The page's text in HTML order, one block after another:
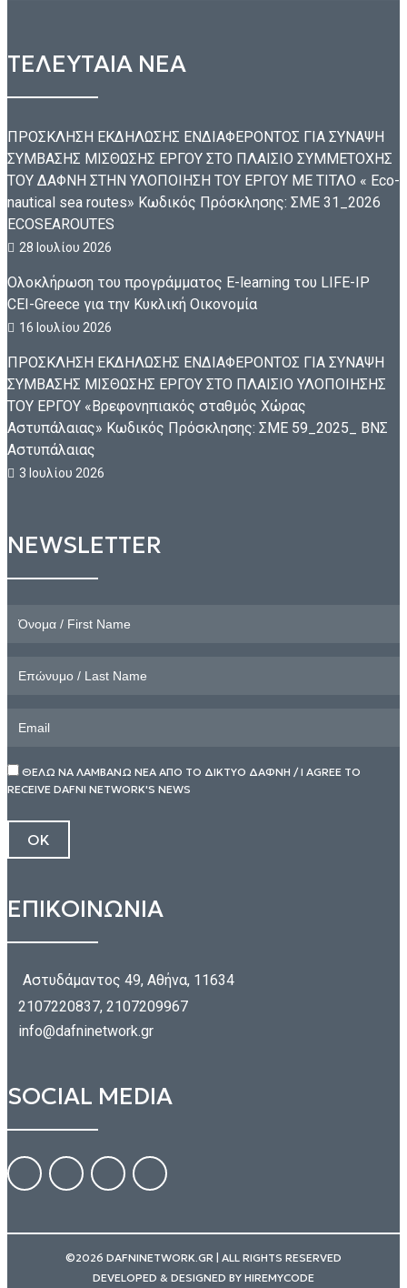
ΤΕΛΕΥΤΑΙΑ ΝΕΑ
ΠΡΟΣΚΛΗΣΗ ΕΚΔΗΛΩΣΗΣ ΕΝΔΙΑΦΕΡΟΝΤΟΣ ΓΙΑ ΣΥΝΑΨΗ
ΣΥΜΒΑΣΗΣ ΜΙΣΘΩΣΗΣ ΕΡΓΟΥ ΣΤΟ ΠΛΑΙΣΙΟ ΣΥΜΜΕΤΟΧΗΣ
ΤΟΥ ΔΑΦΝΗ ΣΤΗΝ ΥΛΟΠΟΙΗΣΗ ΤΟΥ ΕΡΓΟΥ ΜΕ ΤΙΤΛΟ « Eco-
nautical sea routes» Κωδικός Πρόσκλησης: ΣΜΕ 31_2026
ECOSEAROUTES
28 Ιουλίου 2026
Ολοκλήρωση του προγράμματος E-learning του LIFE-IP
CEI-Greece για την Κυκλική Οικονομία
16 Ιουλίου 2026
ΠΡΟΣΚΛΗΣΗ ΕΚΔΗΛΩΣΗΣ ΕΝΔΙΑΦΕΡΟΝΤΟΣ ΓΙΑ ΣΥΝΑΨΗ
ΣΥΜΒΑΣΗΣ ΜΙΣΘΩΣΗΣ ΕΡΓΟΥ ΣΤΟ ΠΛΑΙΣΙΟ ΥΛΟΠΟΙΗΣΗΣ
ΤΟΥ ΕΡΓΟΥ «Βρεφονηπιακός σταθμός Χώρας
Αστυπάλαιας» Κωδικός Πρόσκλησης: ΣΜΕ 59_2025_ ΒΝΣ
Αστυπάλαιας
3 Ιουλίου 2026
NEWSLETTER
ΘΕΛΩ ΝΑ ΛΑΜΒΑΝΩ ΝΕΑ ΑΠΟ ΤΟ ΔΙΚΤΥΟ ΔΑΦΝΗ / I AGREE TO
RECEIVE DAFNI NETWORK'S NEWS
ΕΠΙΚΟΙΝΩΝΙΑ
Αστυδάμαντος 49, Αθήνα, 11634
2107220837, 2107209967
info@dafninetwork.gr
SOCIAL MEDIA
©2026 DAFNINETWORK.GR | ALL RIGHTS RESERVED
DEVELOPED & DESIGNED BY HIREMYCODE